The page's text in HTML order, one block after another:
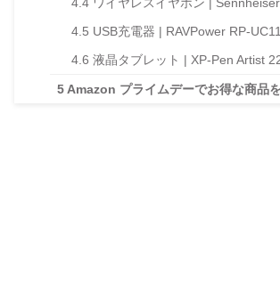
4.5 USB充電器 | RAVPower RP-UC11
4.6 液晶タブレット | XP-Pen Artist
5 Amazon プライムデーでお得な商品